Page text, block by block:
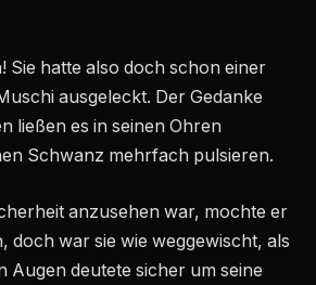
Sie hatte also doch schon einer
ausgeleckt. Der Gedanke
ließen es in seinen Ohren
Schwanz mehrfach pulsieren.
anzusehen war, mochte er
doch war sie wie weggewischt, als
Augen deutete sicher um seine